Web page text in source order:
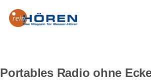
Portables Radio ohne